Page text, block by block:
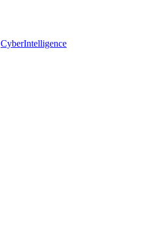
CyberIntelligence